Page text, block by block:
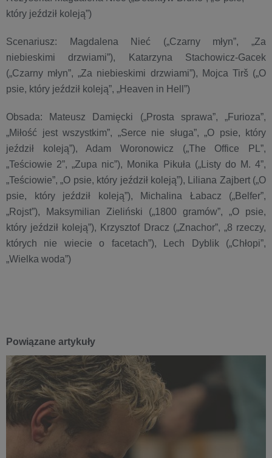
który jeździł koleją”)
Scenariusz: Magdalena Nieć („Czarny młyn”, „Za
niebieskimi drzwiami”), Katarzyna Stachowicz-Gacek
(„Czarny młyn”, „Za niebieskimi drzwiami”), Mojca Tirš („O
psie, który jeździł koleją”, „Heaven in Hell”)
Obsada: Mateusz Damięcki („Prosta sprawa”, „Furioza”,
„Miłość jest wszystkim”, „Serce nie sługa”, „O psie, który
jeździł koleją”), Adam Woronowicz („The Office PL”,
„Teściowie 2”, „Zupa nic”), Monika Pikuła („Listy do M. 4”,
„Teściowie”, „O psie, który jeździł koleją”), Liliana Zajbert („O
psie, który jeździł koleją”), Michalina Łabacz („Belfer”,
„Rojst”), Maksymilian Zieliński („1800 gramów”, „O psie,
który jeździł koleją”), Krzysztof Dracz („Znachor”, „8 rzeczy,
których nie wiecie o facetach”), Lech Dyblik („Chłopi”,
„Wielka woda”)
Powiązane artykuły